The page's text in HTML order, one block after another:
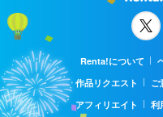
Renta!について
作品リクエスト
ご
アフィリエイト
利